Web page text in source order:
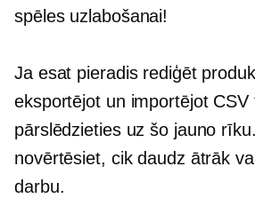
spēles uzlabošanai!
Ja esat pieradis rediģēt
eksportējot un importējot CSV
pārslēdzieties uz šo jauno
novērtēsiet, cik daudz ātrāk
darbu.